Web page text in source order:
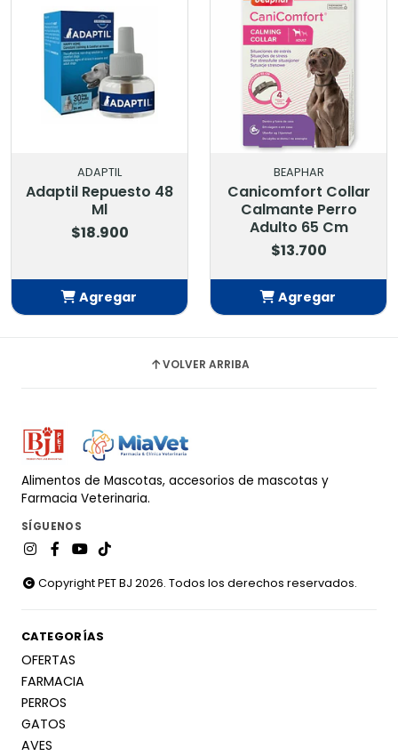
ADAPTIL
Adaptil Repuesto 48
Ml
$18.900
Agregar
BEAPHAR
Canicomfort Collar
Calmante Perro
Adulto 65 Cm
$13.700
Agregar
VOLVER ARRIBA
Alimentos de Mascotas, accesorios de mascotas y
Farmacia Veterinaria.
SÍGUENOS
Copyright PET BJ 2026. Todos los derechos reservados.
CATEGORÍAS
OFERTAS
FARMACIA
PERROS
GATOS
AVES